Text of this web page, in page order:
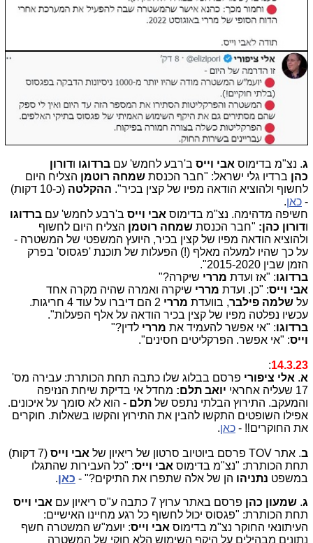
ג. נצ"מ בדימוס אבי וייס ב'רבע לחמש' עם ברדוגו ודורון
כהן ברדיו גלי ישראל: "חבר הכנסת שמחה רוטמן הצליח היום
לחשוף ולהוציא הודאה מפיו של קצין בכיר". ההקלטה
(כ-10 דקות)
- כאן.
חשיפה מדהימה. נצ"מ בדימוס אבי וייס ב'רבע לחמש' עם ברדוגו
ודורון כהן: "חבר הכנסת שמחה רוטמן הצליח היום לחשוף
ולהוציא הודאה מפיו של קצין בכיר, היועץ המשפטי של המשטרה -
על כך שהיו למעלה מאלף (!) הפעלות של תוכנת 'פגסוס' בפרק
הזמן שבין 2015-2020".
ברדוגו: "אז ועדת מררי שיקרה?"
אבי וייס: "כן. ועדת מררי שיקרה ואמרה שהיה מקרה אחד
על שלמה פילבר, בוועדת מררי
2 הם דיברו על עוד 4 חריגות.
עכשיו נפלטה מפיו של קצין בכיר הודאה על אלף הפעלות".
ברדוגו: "אי אפשר להעמיד את מררי לדין?"
וייס: "אי אפשר. הפרקליטים חסינים".
14.3.23
:
א. אלי ציפורי פרסם בבלוג שלו כתבה תחת הכותרת: עבירה מס'
17 שעליה אחראי
יואב תלם: מחדל אי בדיקת שיחת הנזיפה
והמעקב. התירוץ הבלתי נתפס של תלם - הוא לא סומך על איכונים.
אפילו השופטים התקשו להבין את התירוץ והקשו בשאלות. חוקרים
את החוקרים‼ - כאן.
ב. אתר TOV פרסם ביוטיוב סרטון של ריאיון של אבי וייס
(7 דקות)
תחת הכותרת: "נצ"מ בדימוס אבי וייס: "כל העבירות שהתגלו
במשפט נתניהו הן של אלה שתפרו את התיקים?" - כאן.
ג. שמעון כהן פרסם באתר ערוץ 7 כתבה ע"ס ריאיון עם
אבי וייס
תחת הכותרת: "פגסוס יכול לחשוף כל רגע מחיינו האישיים:
העיתונאי החוקר נצ"מ בדימוס אבי וייס: יועמ"ש המשטרה חשף
נתונים מבהילים על היקף השימוש הלא חוקי של המשטרה